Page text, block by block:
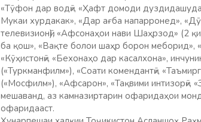
«Тӯфон дар водӣ», «Ҳафт домоди
Мукаи хурдакак», «Дар ағба напарронед»,
телевизионӣ), «Афсонаҳои нави Шаҳрзод» (2
ба қош», «Вақте болои шаҳр борон меборид»,
«Кӯҳистонӣ», «Бехонаҳо дар касалхона»,
(«Туркманфилм»), «Соати комендантӣ»,
(«Мосфилм»), «Афсарон», «Тақвими интизорӣ»,
мешаванд, аз камназиртарин офаридаҳои
офаридааст.